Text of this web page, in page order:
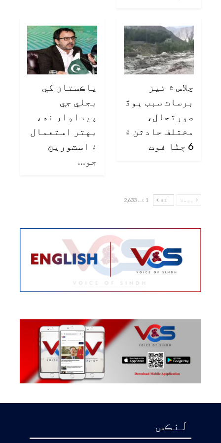
چلاس ۾ تيز
برسات سبب ٻوڏ
صورتحال،
مختلف حادثن ۾
6 ڄڻا فوت
پاڪستان کي
بجلي جي
پيداوار نه،
بهتر استعمال
۽ اسٽوريج
جو…
پچھلا اگلا 1 کے 2,633
لنڪس